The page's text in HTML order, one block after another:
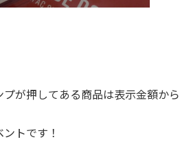
が押してある商品は表示金額から
トです！